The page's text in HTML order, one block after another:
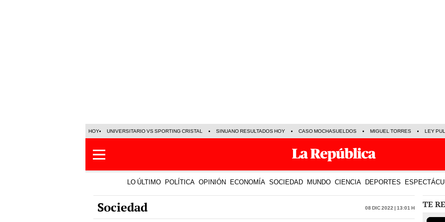
HOY UNIVERSITARIO VS SPORTING CRISTAL SINUANO RESULTADOS HOY CASO MOCHASUELDOS MIGUEL TORRES LEY
LO ÚLTIMO POLÍTICA OPINIÓN ECONOMÍA SOCIEDAD MUNDO CIENCIA DEPORTES
Sociedad 08 Dic 2022 | 13:01 h TE